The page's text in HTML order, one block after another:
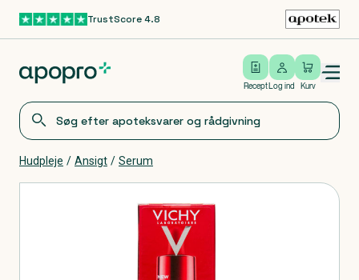
Gå til hovedindholdTrustScore 4.8
Recept
Log ind
Log ind Kurv
Open/close menu
Hudpleje / Ansigt / Serum